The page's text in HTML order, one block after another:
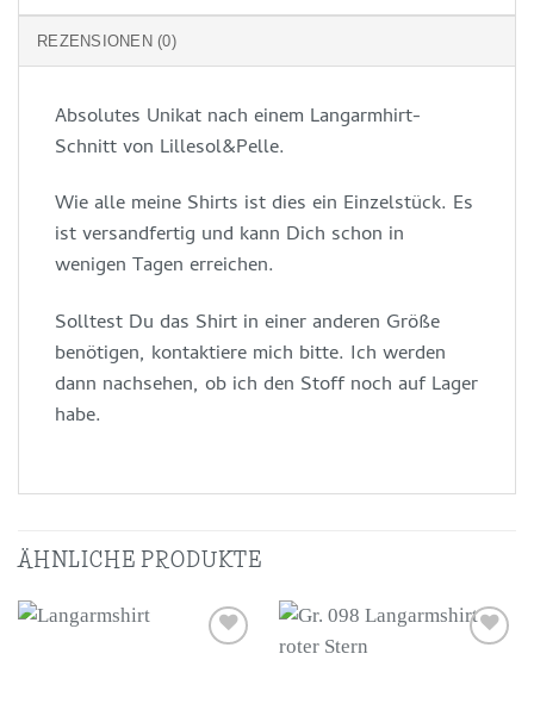
REZENSIONEN (0)
Absolutes Unikat nach einem Langarmhirt-
Schnitt von Lillesol&Pelle.
Wie alle meine Shirts ist dies ein Einzelstück. Es
ist versandfertig und kann Dich schon in
wenigen Tagen erreichen.
Solltest Du das Shirt in einer anderen Größe
benötigen, kontaktiere mich bitte. Ich werden
dann nachsehen, ob ich den Stoff noch auf Lager
habe.
ÄHNLICHE PRODUKTE